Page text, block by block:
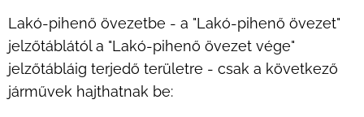
Lakó-pihenő övezetbe - a "Lakó-pihenő övezet"
jelzőtáblától a "Lakó-pihenő övezet vége"
jelzőtábláig terjedő területre - csak a következő
járművek hajthatnak be: